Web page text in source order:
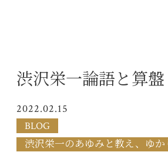
渋沢栄一論語と算盤
2022.02.15
BLOG
渋沢栄一のあゆみと教え、ゆか